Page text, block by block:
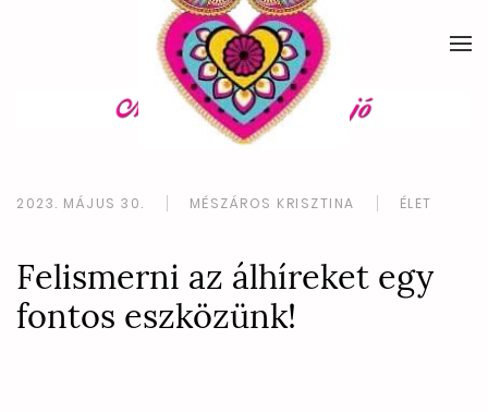
2023. MÁJUS 30. MÉSZÁROS KRISZTINA ÉLET
Felismerni az álhíreket egy
fontos eszközünk!